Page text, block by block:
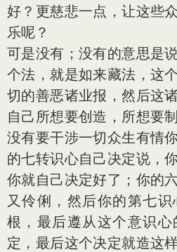
好？更慈悲一点，让这些
乐呢？
可是没有；没有的意思是
个法，就是如来藏法，这
切的善恶诸业报，然后这
自己所想要创造，所想要
没有要干涉一切众生有情
的七转识心自己决定说，
你就自己决定好了；你的
又伶俐，然后你的第七
根，最后遵从这个意识
定，最后这个决定就造这